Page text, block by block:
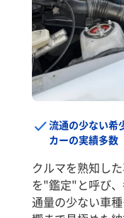
流通の少ない希
カーの実績多数
クルマを熟知し
を"鑑定"と呼び
通量の少ない車